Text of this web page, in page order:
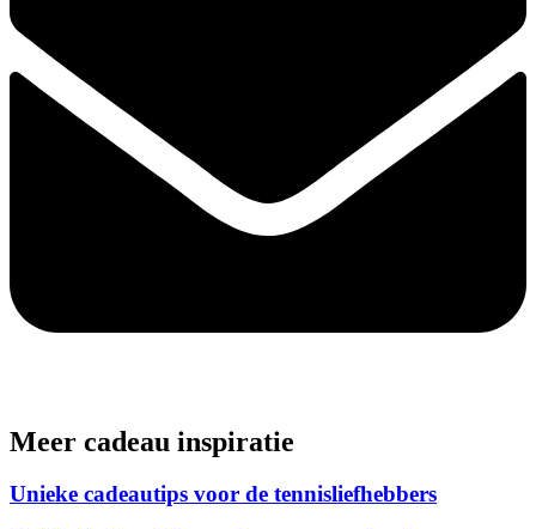
Meer cadeau inspiratie
Unieke cadeautips voor de tennisliefhebbers